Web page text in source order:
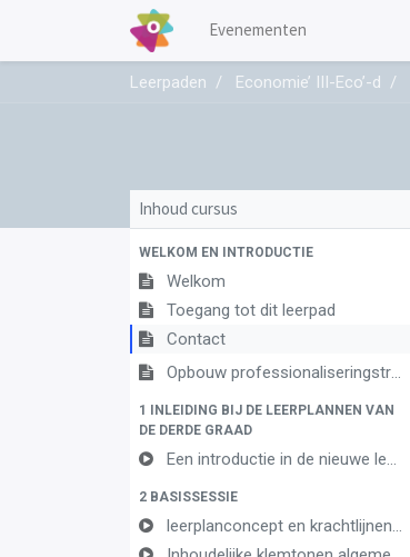
Evenementen
Leerpaden Economie’ III-Eco’-d
Inhoud cursus
WELKOM EN INTRODUCTIE
Welkom
Toegang tot dit leerpad
Contact
Opbouw professionaliseringstraject
1 INLEIDING BIJ DE LEERPLANNEN VAN
DE DERDE GRAAD
Een introductie in de nieuwe leerplannen van de derde graad
2 BASISSESSIE
leerplanconcept en krachtlijnen economie' juni 2024